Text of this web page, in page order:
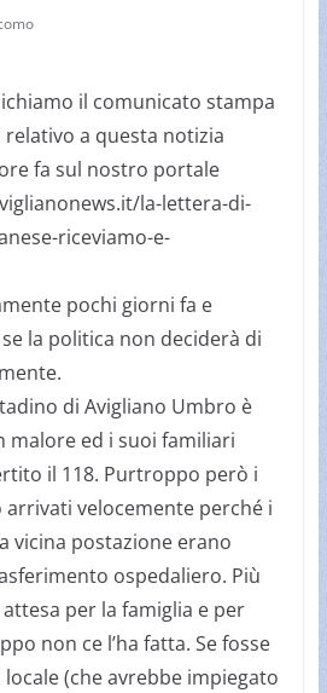
il comunicato stampa
relativo a questa notizia
fa sul nostro portale
la-lettera-di-
riceviamo-e-
pochi giorni fa e
la politica non deciderà di
di Avigliano Umbro è
malore ed i suoi familiari
il 118. Purtroppo però i
velocemente perché i
vicina postazione erano
ospedaliero. Più
per la famiglia e per
non ce l’ha fatta. Se fosse
(che avrebbe impiegato